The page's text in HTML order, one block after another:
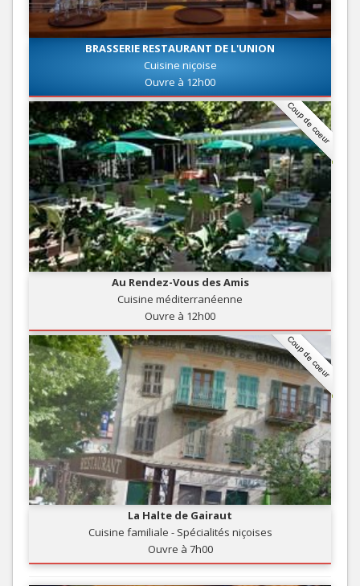
BRASSERIE RESTAURANT DE L'UNION
Cuisine niçoise
Ouvre à 12h00
Coup de coeur
Au Rendez-Vous des Amis
Cuisine méditerranéenne
Ouvre à 12h00
Coup de coeur
La Halte de Gairaut
Cuisine familiale - Spécialités niçoises
Ouvre à 7h00